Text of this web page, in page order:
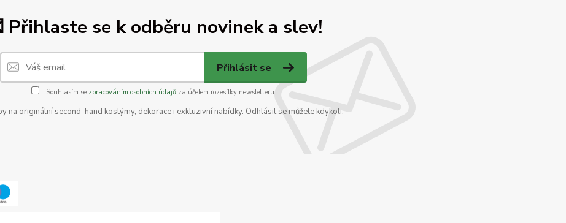
Přihlaste se k odběru novinek a slev!
Přihlásit se
Souhlasím se zpracováním osobních údajůza účelem rozesílky newsletteru.
na originální second-hand kostýmy, dekorace i exkluzivní nabídky. Odhlásit se můžete kdykoli.